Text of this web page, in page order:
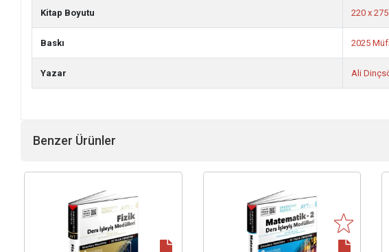
Kitap Boyutu 220 x 275
Baskı 2025
Yazar Ali
Benzer Ürünler